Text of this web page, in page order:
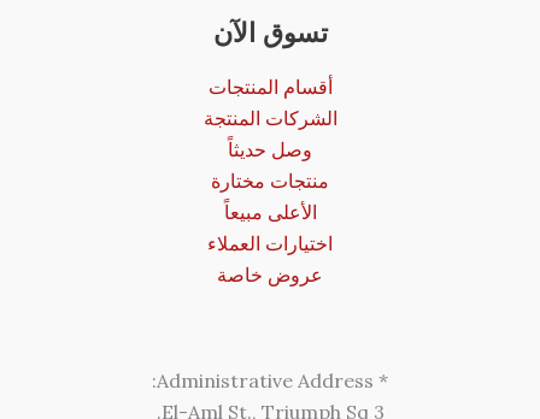
تسوق الآن
أقسام المنتجات
الشركات المنتجة
وصل حديثاً
منتجات مختارة
الأعلى مبيعاً
اختيارات العملاء
عروض خاصة
* Administrative Address: